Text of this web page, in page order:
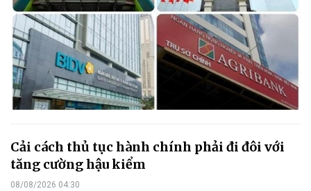
Cải cách thủ tục hành chính phải đi đôi với
tăng cường hậu kiểm
08/08/2026 04:30